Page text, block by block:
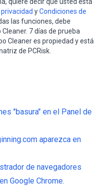
yCondiciones de
las funciones, debe
7 días de prueba
Cleaner es propiedad y está
de PCRisk.
"basura" en el Panel de
aparezca en
de navegadores
Google Chrome.